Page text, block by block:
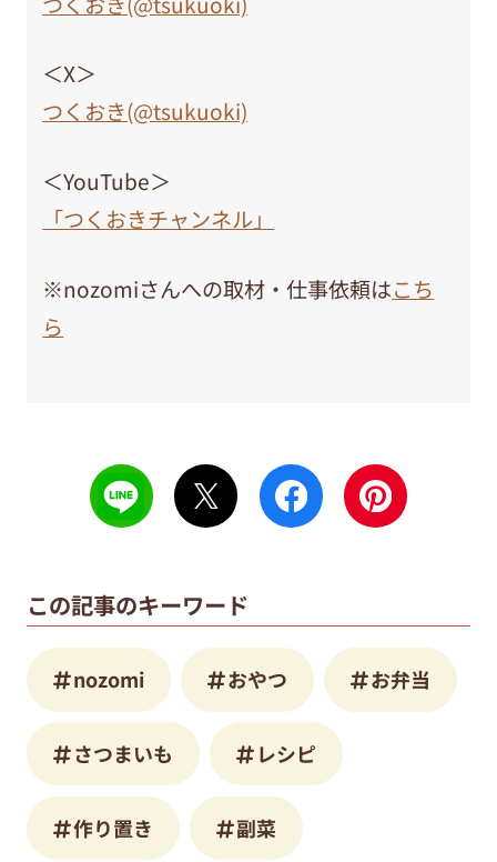
＜X＞
つくおき(@tsukuoki)
＜YouTube＞
「つくおきチャンネル」
※nozomiさんへの取材・仕事依頼はこち
ら
この記事のキーワード
nozomi おやつ お弁当
さつまいも レシピ
作り置き 副菜